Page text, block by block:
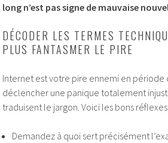
long n’est pas signe de mauvaise
DÉCODER LES TERMES
PLUS FANTASMER LE PIRE
Internet est votre pire ennemi en période
déclencher une panique totalement
traduisent le jargon. Voici les bons
Demandez à quoi sert précisément